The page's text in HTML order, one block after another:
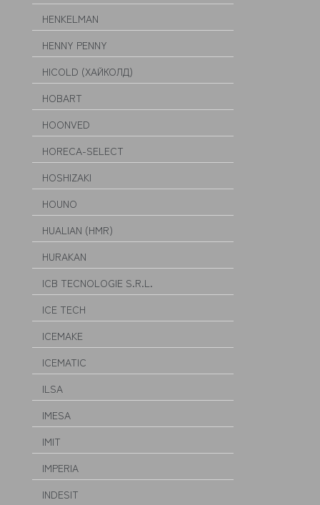
HENKELMAN
HENNY PENNY
HICOLD (ХАЙКОЛД)
HOBART
HOONVED
HORECA-SELECT
HOSHIZAKI
HOUNO
HUALIAN (HMR)
HURAKAN
ICB TECNOLOGIE S.R.L.
ICE TECH
ICEMAKE
ICEMATIC
ILSA
IMESA
IMIT
IMPERIA
INDESIT